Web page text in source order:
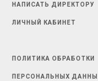
НАПИСАТЬ ДИРЕКТОРУ
ЛИЧНЫЙ КАБИНЕТ
ПОЛИТИКА ОБРАБОТКИ
ПЕРСОНАЛЬНЫХ